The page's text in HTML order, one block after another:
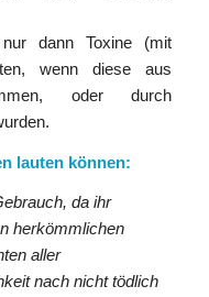
dann Toxine (mit
wenn diese aus
oder durch
lauten können:
da ihr
herkömmlichen
aller
nach nicht tödlich